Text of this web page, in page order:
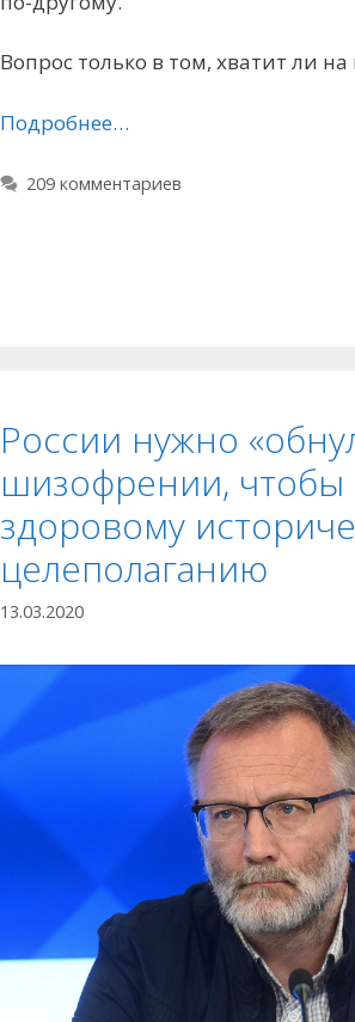
Вопрос только в том, хватит ли на
Подробнее…
209 комментариев
России нужно
шизофрении, чтобы
здоровому
целеполаганию
13.03.2020